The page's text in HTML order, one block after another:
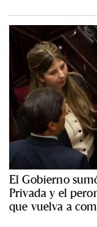
El Gobierno
Privada y el
que vuelva a